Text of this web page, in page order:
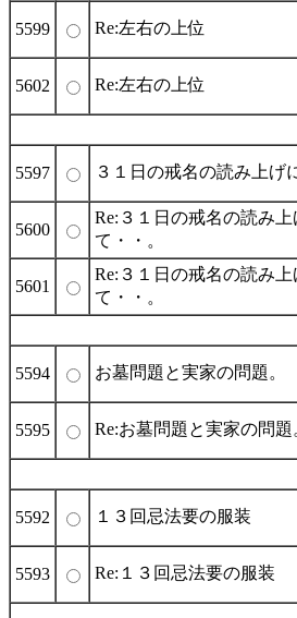
5599 Re:左右の上位
5602 Re:左右の上位
5597 ３１日の戒名の読み上げ
5600
Re:３１日の戒名の読み上
て・・。
5601
Re:３１日の戒名の読み上
て・・。
5594 お墓問題と実家の問題。
5595 Re:お墓問題と実家の問題
5592 １３回忌法要の服装
5593 Re:１３回忌法要の服装